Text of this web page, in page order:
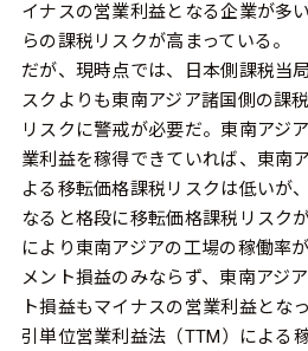
イナスの営業利益となる企業が多
らの課税リスクが高まっている。
だが、現時点では、日本側課税当
スクよりも東南アジア諸国側の課
リスクに警戒が必要だ。東南アジ
業利益を稼得できていれば、東南
よる移転価格課税リスクは低いが
なると格段に移転価格課税リスク
により東南アジアの工場の稼働率
メント損益のみならず、東南アジ
ト損益もマイナスの営業利益とな
引単位営業利益法（TTM）による